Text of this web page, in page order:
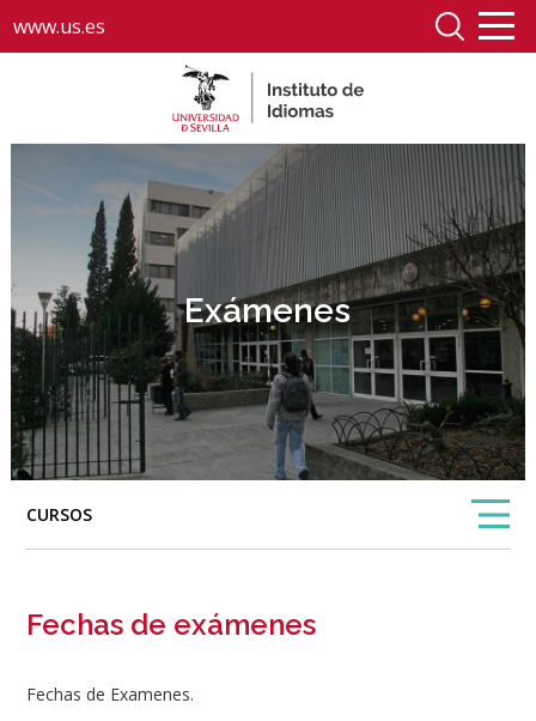
www.us.es
Exámenes
CURSOS
Fechas de exámenes
Fechas de Examenes.